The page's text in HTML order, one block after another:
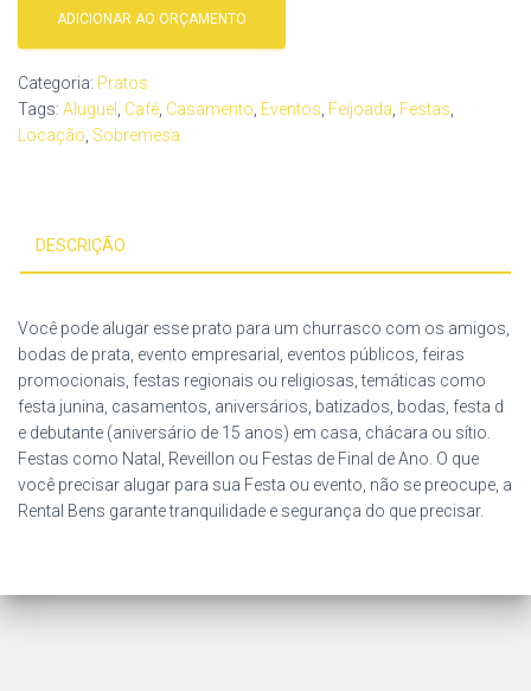
ADICIONAR AO ORÇAMENTO
Categoria: Pratos
Tags: Aluguel Café Casamento Eventos Feijoada Festas
Locação Sobremesa
DESCRIÇÃO
Você pode alugar esse prato para um churrasco com os amigos,
bodas de prata, evento empresarial, eventos públicos, feiras
promocionais, festas regionais ou religiosas, temáticas como
festa junina, casamentos, aniversários, batizados, bodas, festa d
e debutante (aniversário de 15 anos) em casa, chácara ou sítio.
Festas como Natal, Reveillon ou Festas de Final de Ano. O que
você precisar alugar para sua Festa ou evento, não se preocupe, a
Rental Bens garante tranquilidade e segurança do que precisar.